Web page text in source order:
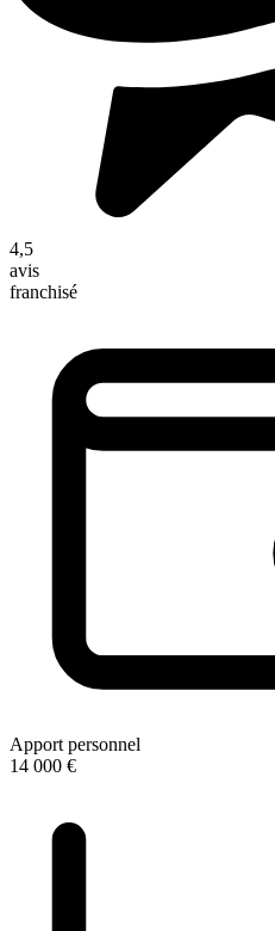
4,5
avis
franchisé
Apport personnel
14 000 €